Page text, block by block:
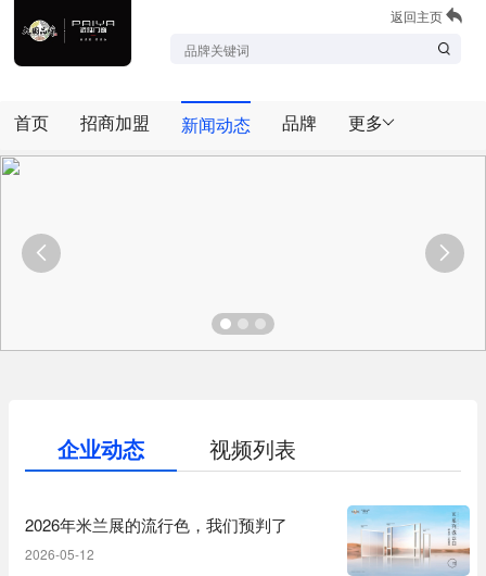
返回主页
首页 招商加盟 新闻动态 品牌 更多
 
企业动态 视频列表
2026年米兰展的流行色，我们预判了
2026-05-12